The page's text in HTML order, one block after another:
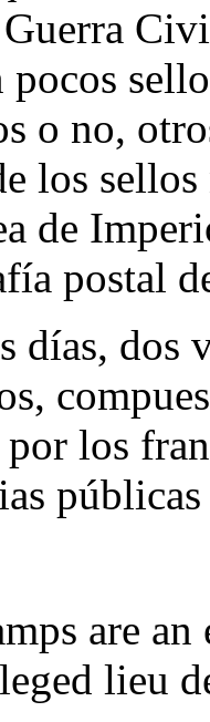
pocos
o no,
los
de
postal
días, dos
los
are
lieu